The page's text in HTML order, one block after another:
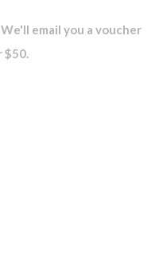
We'll email you a voucher
$50.